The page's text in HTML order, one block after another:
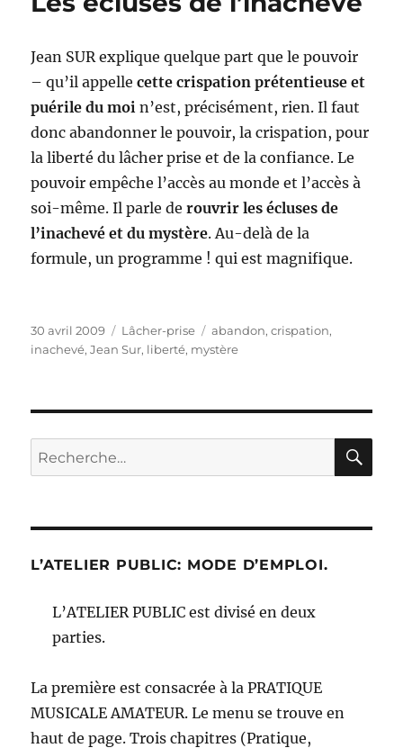
Jean SUR explique quelque part que le pouvoir
– qu’il appellecette crispation prétentieuse et
puérile du moi n’est, précisément, rien. Il faut
donc abandonner le pouvoir, la crispation, pour
la liberté du lâcher prise et de la confiance. Le
pouvoir empêche l’accès au monde et l’accès à
soi-même. Il parle derouvrir les écluses de
l’inachevé et du mystère. Au-delà de la
formule, un programme ! qui est magnifique.
Publié
le
30 avril 2009 Catégories
Lâcher-prise Étiquettes
abandon,crispation,
inachevé,Jean Sur, liberté, mystère
Recherche
pour :
L’ATELIER PUBLIC: MODE D’EMPLOI.
L’ATELIER PUBLIC est divisé en deux
parties.
La première est consacrée à la PRATIQUE
MUSICALE AMATEUR. Le menu se trouve en
haut de page. Trois chapitres (Pratique,